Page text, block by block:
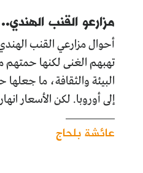
مزارعو القنب
أحوال مزارعي القنب
تهبهم الغنى لكنها حمتهم
البيئة والثقافة، ما
إلى أوروبا. لكن الأسعار انهارت حتى بلغت
عائشة بلحاج